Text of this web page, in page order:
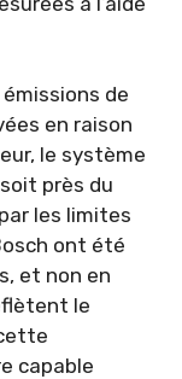
de
en raison
le système
près du
les limites
ont été
et non en
le
capable